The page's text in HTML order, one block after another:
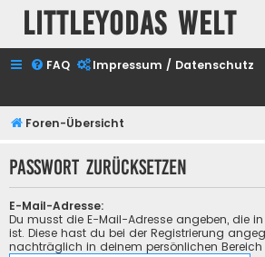
Littleyodas Welt
FAQ Impressum / Datenschutz
Foren-Übersicht
Passwort zurücksetzen
E-Mail-Adresse:
Du musst die E-Mail-Adresse angeben, die
ist. Diese hast du bei der Registrierung
nachträglich in deinem persönlichen